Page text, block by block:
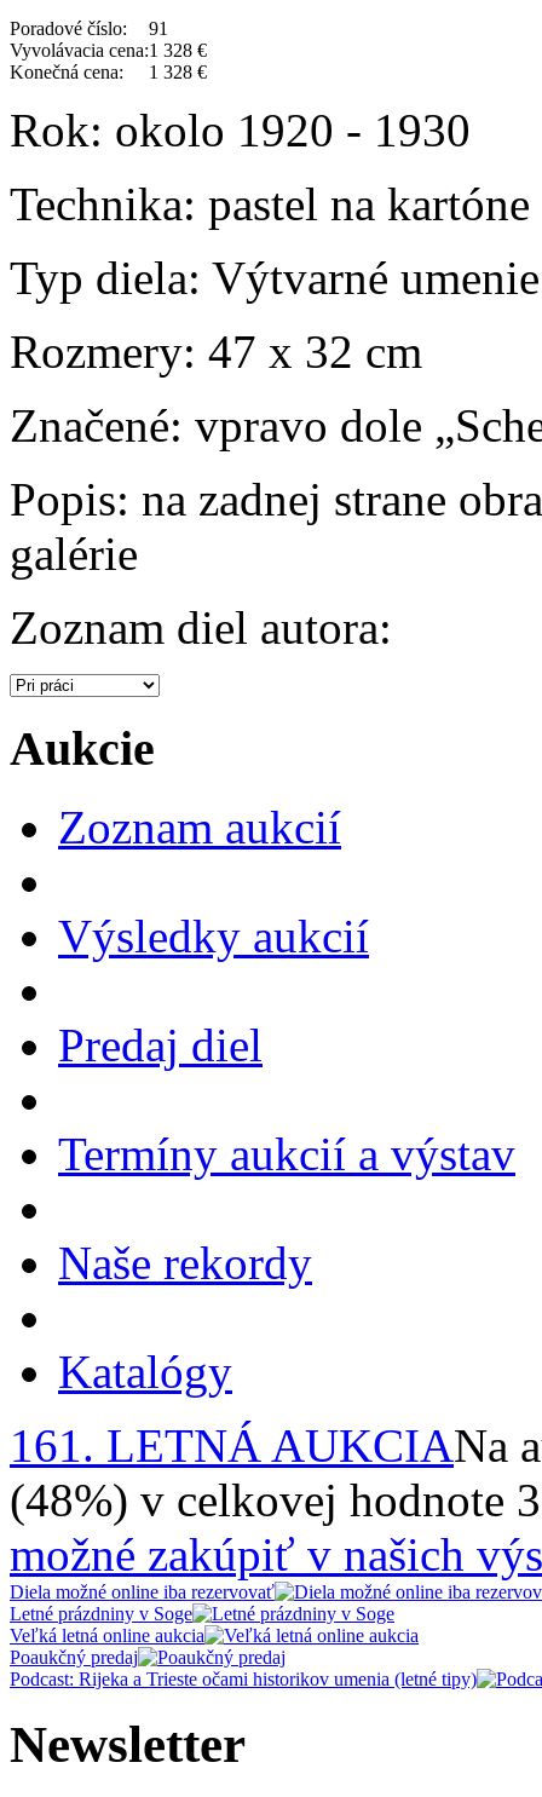
Poradové číslo:
91
Vyvolávacia cena:1 328 €
Konečná cena:
1 328 €
Rok: okolo 1920 - 1930
Technika: pastel na kartóne
Typ diela: Výtvarné umenie
Rozmery: 47 x 32 cm
Značené: vpravo dole
Popis: na zadnej strane
galérie
Zoznam diel autora:
Aukcie
Zoznam aukcií
Výsledky aukcií
Predaj diel
Termíny aukcií a výstav
Naše rekordy
Katalógy
161. LETNÁ AUKCIANa
(48%) v celkovej hodnote
možné zakúpiť v našich
Diela možné online iba rezervovať
Letné prázdniny v Soge
Veľká letná online aukcia
Poaukčný predaj
Podcast: Rijeka a Trieste očami historikov umenia (letné tipy)
Newsletter